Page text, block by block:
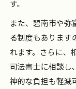
す。
また、碧南市や弥
る制度もあります
れます。さらに、
司法書士に相談し
神的な負担も軽減